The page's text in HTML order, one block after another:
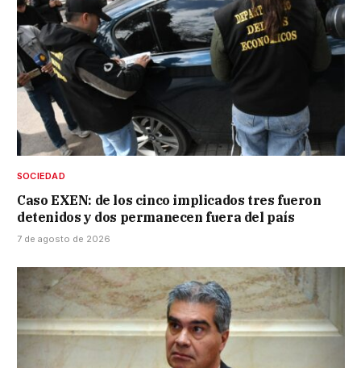
SOCIEDAD
Caso EXEN: de los cinco implicados tres fueron
detenidos y dos permanecen fuera del país
7 de agosto de 2026